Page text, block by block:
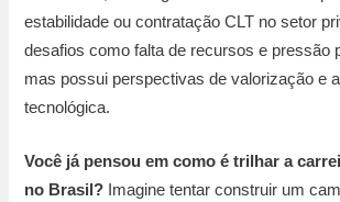
estabilidade ou contratação CLT no setor
desafios como falta de recursos e pressão
mas possui perspectivas de valorização e
tecnológica.
Você já pensou em como é trilhar a
no Brasil? Imagine tentar construir um